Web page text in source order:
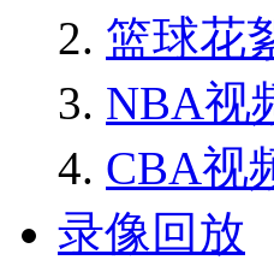
篮球花
NBA视
CBA视
录像回放